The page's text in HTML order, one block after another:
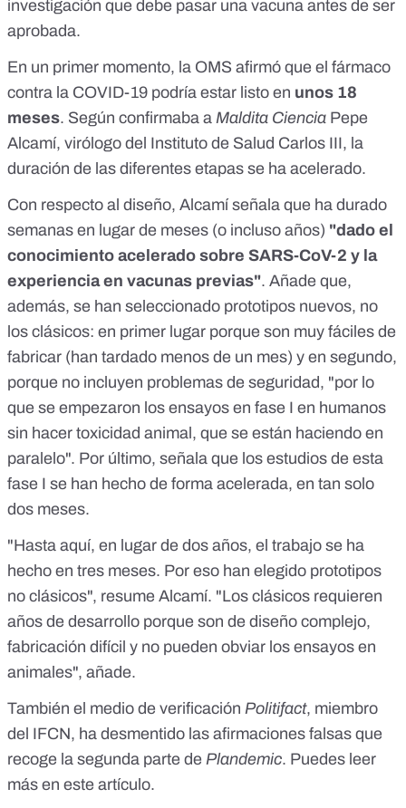
investigación que debe pasar una vacuna antes de ser
aprobada.
En un primer momento, la OMS afirmó que el fármaco
contra la COVID-19 podría estar listo en unos 18
meses. Según confirmaba a Maldita Ciencia Pepe
Alcamí, virólogo del Instituto de Salud Carlos III, la
duración de las diferentes etapas se ha acelerado.
Con respecto al diseño, Alcamí señala que ha durado
semanas en lugar de meses (o incluso años) "dado el
conocimiento acelerado sobre SARS-CoV-2 y la
experiencia en vacunas previas". Añade que,
además, se han seleccionado prototipos nuevos, no
los clásicos: en primer lugar porque son muy fáciles de
fabricar (han tardado menos de un mes) y en segundo,
porque no incluyen problemas de seguridad, "por lo
que se empezaron los ensayos en fase I en humanos
sin hacer toxicidad animal, que se están haciendo en
paralelo". Por último, señala que los estudios de esta
fase I se han hecho de forma acelerada, en tan solo
dos meses.
"Hasta aquí, en lugar de dos años, el trabajo se ha
hecho en tres meses. Por eso han elegido prototipos
no clásicos", resume Alcamí. "Los clásicos requieren
años de desarrollo porque son de diseño complejo,
fabricación difícil y no pueden obviar los ensayos en
animales", añade.
También el medio de verificación Politifact, miembro
del IFCN, ha desmentido las afirmaciones falsas que
recoge la segunda parte de Plandemic. Puedes leer
más en este artículo.